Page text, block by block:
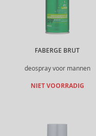
FABERGE BRUT
deospray voor mannen
NIET VOORRADIG